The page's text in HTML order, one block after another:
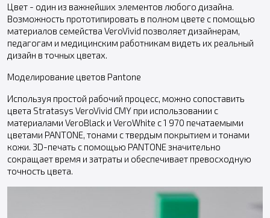
Цвет - один из важнейших элементов любого дизайна.
Возможность прототипировать в полном цвете с помощью
материалов семейства VeroVivid позволяет дизайнерам,
педагогам и медицинским работникам видеть их реальный
дизайн в точных цветах.
Моделирование цветов Pantone
Используя простой рабочий процесс, можно сопоставить
цвета Stratasys VeroVivid CMY при использовании с
материалами VeroBlack и VeroWhite с 1 970 печатаемыми
цветами PANTONE, тонами с твердым покрытием и тонами
кожи. 3D-печать с помощью PANTONE значительно
сокращает время и затраты и обеспечивает превосходную
точность цвета.